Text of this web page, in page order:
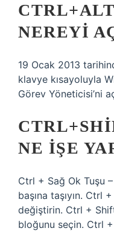
NEREYI
19 Ocak 2013
klavye kısayoluyla
Görev Yöneticisi’ni
NE IŞE
Ctrl + Sağ Ok Tuşu
başına taşıyın. Ctrl
değiştirin. Ctrl +
bloğunu seçin. Ctrl